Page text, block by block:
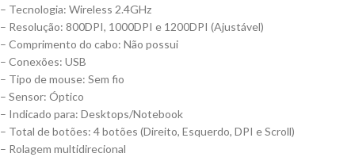
– Tecnologia: Wireless 2.4GHz
– Resolução: 800DPI, 1000DPI e 1200DPI (Ajustável)
– Comprimento do cabo: Não possui
– Conexões: USB
– Tipo de mouse: Sem fio
– Sensor: Óptico
– Indicado para: Desktops/Notebook
– Total de botões: 4 botões (Direito, Esquerdo, DPI e Scroll)
– Rolagem multidirecional